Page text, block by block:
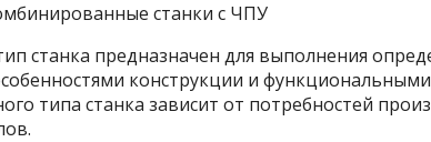
станки с ЧПУ
станка предназначен для выполнения
конструкции и
типа станка зависит от потребностей